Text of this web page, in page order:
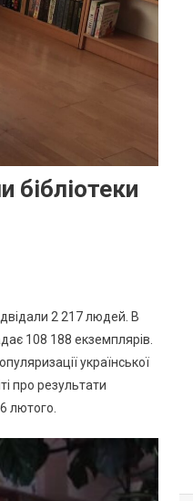
бібліотеки
2 217 людей. В
108 188 екземплярів.
української
про результати
лютого.